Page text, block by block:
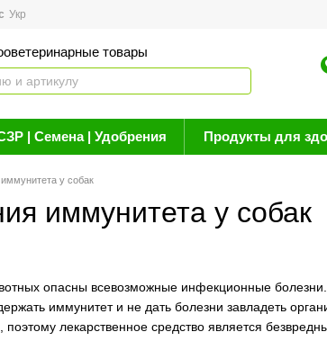
Укр
товары
| Семена | Удобрения Продукты для
у собак
иммунитета у собак
опасны всевозможные инфекционные
иммунитет и не дать болезни завладеть
лекарственное средство является